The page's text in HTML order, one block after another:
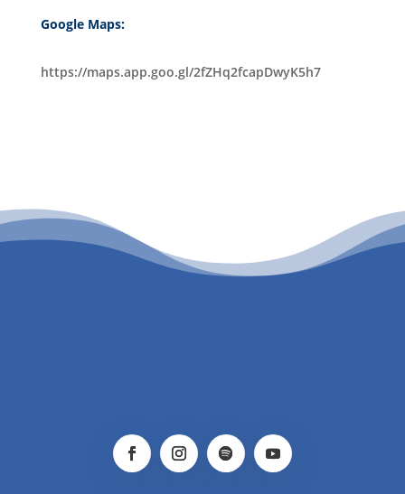
Google Maps:
https://maps.app.goo.gl/2fZHq2fcapDwyK5h7
PATROCINIO CULTURAL